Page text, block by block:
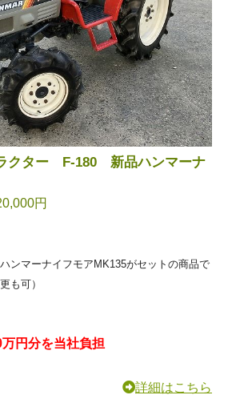
クター F-180 新品ハンマーナ
円
ンマーナイフモアMK135がセットの商品で
も可）
円分を当社負担
詳細はこちら